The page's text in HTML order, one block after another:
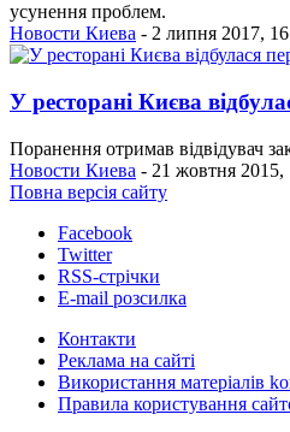
усунення проблем.
Новости Киева - 2 липня 2017,
У ресторані Києва
Поранення отримав відвідувач
Новости Киева - 21 жовтня 2015,
Повна версія сайту
Facebook
Twitter
RSS-стрічки
E-mail розсилка
Контакти
Реклама на сайті
Використання матеріалів
Правила користування